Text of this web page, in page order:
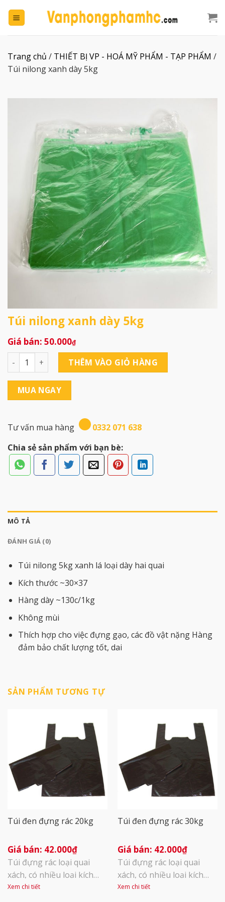
đến
Trang chủ / THIẾT BỊ VP - HOÁ MỸ PHẨM - TẠP PHẨM /
Túi nilong xanh dày 5kg
Túi nilong xanh dày 5kg
50.000₫
Túi nilong xanh dày 5kg số lượng
THÊM VÀO GIỎ HÀNG
MUA NGAY
Tư vấn mua hàng
0332 071 638
Chia sẻ sản phẩm với bạn bè:
MÔ TẢ
ĐÁNH GIÁ (0)
Túi nilong 5kg xanh lá loại dày hai quai
Kích thước ~30×37
Hàng dày ~130c/1kg
Không mùi
Thích hợp cho việc đựng gạo, các đồ vật nặng Hàng
đảm bảo chất lượng tốt, dai
SẢN PHẨM TƯƠNG TỰ
Túi đen đựng rác 20kg
42.000₫
Túi đựng rác loại quai
xách, có nhiều loại kích
thước 5kg, 10kg, 15kg,
Xem chi tiết
Túi đen đựng rác 30kg
42.000₫
Túi đựng rác loại quai
xách, có nhiều loại kích
thước 5kg, 10kg, 15kg,
Xem chi tiết